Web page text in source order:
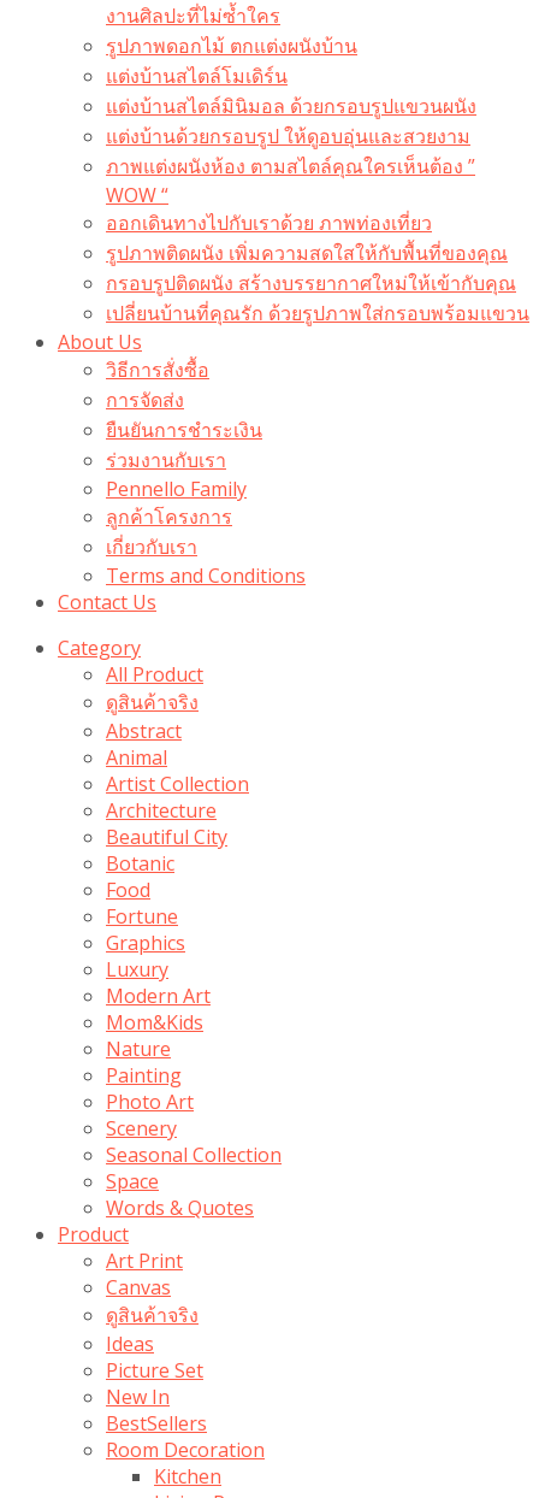
งานศิลปะที่ไม่ซ้ำใคร
รูปภาพดอกไม้ ตกแต่งผนังบ้าน
แต่งบ้านสไตล์โมเดิร์น
แต่งบ้านสไตล์มินิมอล ด้วยกรอบรูปแขวนผนัง
แต่งบ้านด้วยกรอบรูป ให้ดูอบอุ่นและสวยงาม
ภาพแต่งผนังห้อง ตามสไตล์คุณใครเห็นต้อง ”
WOW “
ออกเดินทางไปกับเราด้วย ภาพท่องเที่ยว
รูปภาพติดผนัง เพิ่มความสดใสให้กับพื้นที่ของคุณ
กรอบรูปติดผนัง สร้างบรรยากาศใหม่ให้เข้ากับคุณ
เปลี่ยนบ้านที่คุณรัก ด้วยรูปภาพใส่กรอบพร้อมแขวน​
About Us
วิธีการสั่งซื้อ
การจัดส่ง
ยืนยันการชำระเงิน
ร่วมงานกับเรา
Pennello Family
ลูกค้าโครงการ
เกี่ยวกับเรา
Terms and Conditions
Contact Us
Category
All Product
ดูสินค้าจริง
Abstract
Animal
Artist Collection
Architecture
Beautiful City
Botanic
Food
Fortune
Graphics
Luxury
Modern Art
Mom&Kids
Nature
Painting
Photo Art
Scenery
Seasonal Collection
Space
Words & Quotes
Product
Art Print
Canvas
ดูสินค้าจริง
Ideas
Picture Set
New In
BestSellers
Room Decoration
Kitchen